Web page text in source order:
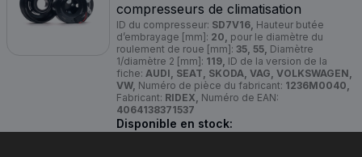
compresseurs de climatisation
ID du compresseur: SD7V16, Hauteur butée
d’embrayage [mm]: 20, pour le diamètre du
roulement de roue [mm]: 35, 55, Diamètre
1/diamètre 2 [mm]: 119, ID de la version de la
fiche: AUDI, SEAT, SKODA, VAG, VOLKSWAGEN,
VW, Numéro de pièce du fabricant: 1236M0040,
Fabricant: RIDEX, Numéro de EAN:
4064138371537
Disponible en stock: